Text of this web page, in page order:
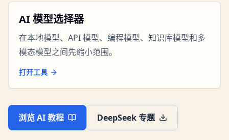
AI 模型选择器
在本地模型、API 模型、编程模型、知识库模型和多
模态模型之间先缩小范围。
打开工具
浏览 AI 教程 DeepSeek 专题